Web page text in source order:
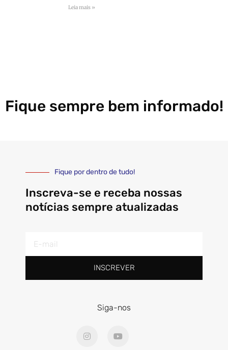
Leia mais »
Fique sempre bem informado!
Fique por dentro de tudo!
Inscreva-se e receba nossas
notícias sempre atualizadas
INSCREVER
Siga-nos
n
o